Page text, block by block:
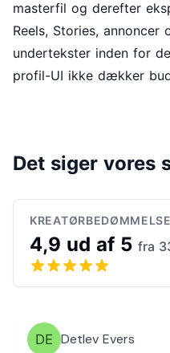
masterfil og derefter
Reels, Stories,
undertekster inden for
profil-UI ikke dækker
Det siger vores
KREATØRBEDØMMELSE
4,9 ud af 5 fra